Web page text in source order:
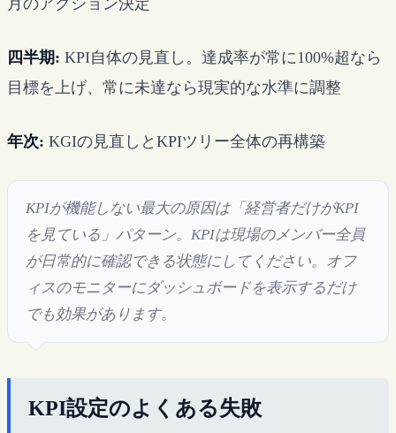
月のアクション決定
四半期: KPI自体の見直し。達成率が常に100%超なら
目標を上げ、常に未達なら現実的な水準に調整
年次: KGIの見直しとKPIツリー全体の再構築
KPIが機能しない最大の原因は「経営者だけがKPI
を見ている」パターン。KPIは現場のメンバー全員
が日常的に確認できる状態にしてください。オフ
ィスのモニターにダッシュボードを表示するだけ
でも効果があります。
KPI設定のよくある失敗